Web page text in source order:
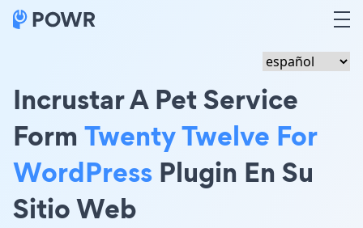
Incrustar A Pet Service
Form Twenty Twelve For
WordPress Plugin En Su
Sitio Web